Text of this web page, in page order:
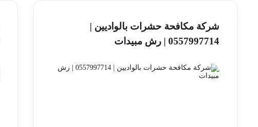
شركة مكافحة حشرات بالواديين |
0557997714 | رش مبيدات